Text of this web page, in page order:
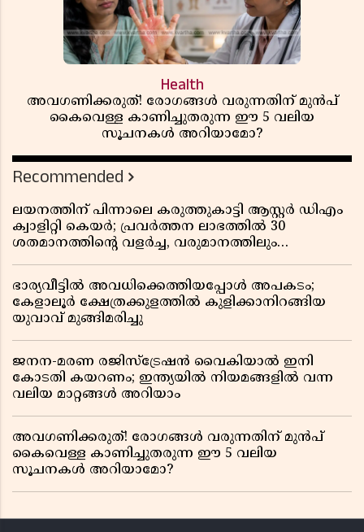
Health
അവഗണിക്കരുത്! രോഗങ്ങൾ വരുന്നതിന് മുൻപ്
കൈവെള്ള കാണിച്ചുതരുന്ന ഈ 5 വലിയ
സൂചനകൾ അറിയാമോ?
Recommended
ലയനത്തിന് പിന്നാലെ കരുത്തുകാട്ടി ആസ്റ്റർ ഡിഎം
ക്വാളിറ്റി കെയർ; പ്രവർത്തന ലാഭത്തിൽ 30
ശതമാനത്തിൻ്റെ വളർച്ച, വരുമാനത്തിലും
റിപ്പോർട്ട് പുറത്ത്
ഭാര്യവീട്ടിൽ അവധിക്കെത്തിയപ്പോൾ അപകടം;
കേളാലൂർ ക്ഷേത്രക്കുളത്തിൽ കുളിക്കാനിറങ്ങിയ
യുവാവ് മുങ്ങിമരിച്ചു
ജനന-മരണ രജിസ്ട്രേഷൻ വൈകിയാൽ ഇനി
കോടതി കയറണം; ഇന്ത്യയിൽ നിയമങ്ങളിൽ വന്ന
വലിയ മാറ്റങ്ങൾ അറിയാം
അവഗണിക്കരുത്! രോഗങ്ങൾ വരുന്നതിന് മുൻപ്
കൈവെള്ള കാണിച്ചുതരുന്ന ഈ 5 വലിയ
സൂചനകൾ അറിയാമോ?